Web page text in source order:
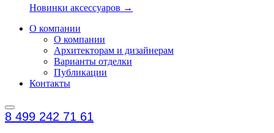
Новинки аксессуаров →
О компании
О компании
Архитекторам и дизайнерам
Варианты отделки
Публикации
Контакты
8 499 242 71 61